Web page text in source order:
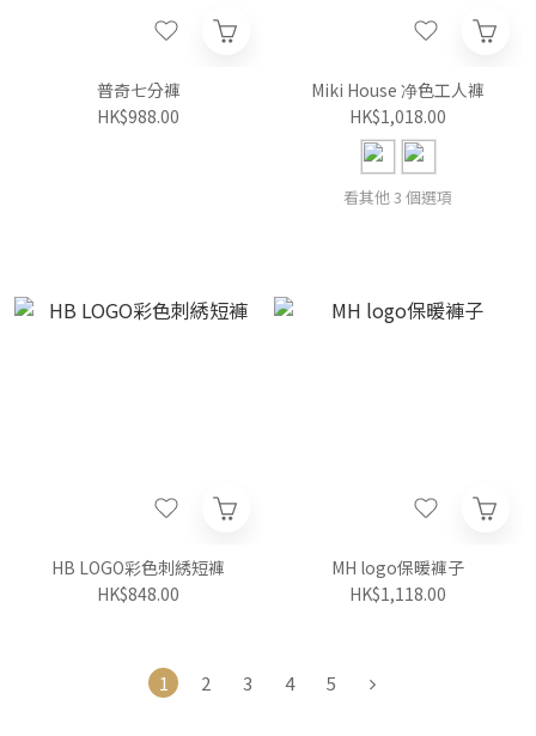
普奇七分褲
HK$988.00
Miki House 净色工人褲
HK$1,018.00
看其他 3 個選項
HB LOGO彩色刺綉短褲
HK$848.00
MH logo保暖褲子
HK$1,118.00
1 2 3 4 5